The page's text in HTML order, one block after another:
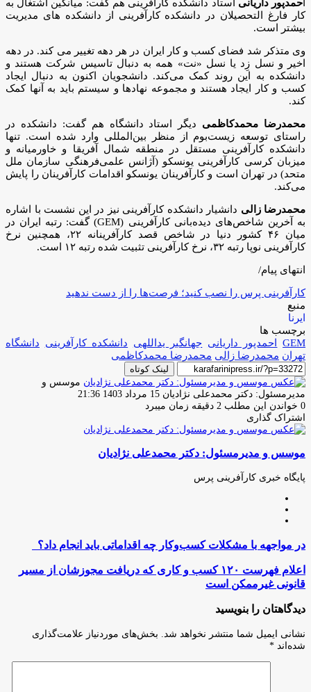
احمدپور داریانی استاد دانشکده کارآفرینی هم گفت: میانگین اشتغال به
کار فارغ التحصیلان در دانشکده کارآفرینی از دانشکده های مدیریت
بیشتر است.
وی متذکر شد فضای کسب و کار ایران در هر دهه تغییر می کند. در دهه
اخیر و نسل زِد یا نسل «نت» همه به دنبال تاسیس شرکت هستند و
دانشکده به این روند کمک می‌کند. دانشجویان اکنون به دنبال ایجاد
کسب و کار ایجاد هستند و مجموعه نهادها و سیستم باید به آنها کمک
کند.
محمدرضا محمدکاظمی دیگر استاد دانشگاه هم گفت: دانشکده در
راستای توسعه زیست‌بوم از منظر بین‌المللی وارد شده است. تنها
دانشکده کارآفرینی مستقل در منطقه شمال آفریقا و خاورمیانه و
میزبان کرسی کارآفرینی یونسکو (آژانس علمی‌فرهنگی سازمان ملل
متحد) در تهران است و کارآفرینان یونسکو اقدامات کارآفرینان را پایش
می‌کند.
محمدرضا زالی دانشیار دانشکده کارآفرینی نیز در این نشست با اشاره
به آخرین شاخص‌های دیده‌بانی کارآفرینی (GEM) گفت: رتبه ایران در
میان ۴۶ کشور دنیا در شاخص قصد کارآفرینانه ۲۲، همچنین نرخ
کارآفرینی نوپا رتبه ۳۲، نرخ کارآفرینی تثبیت شده رتبه ۱۲ است.
انتهای پیام/
کارآفرینی پرس را نصب کنید؛ فرصت‌ها را از دست ندهید
منبع
ایرنا
برچسب ها
GEM احمدپور داریانی جهانگیر یداللهی دانشکده کارآفرینی
دانشگاه
تهران محمدرضا زالی محمدرضا محمدکاظمی
لینک کوتاه
موسس و
مدیرمسئول: دکتر محمدعلی نژادیان ارسال
ایمیل
15 مرداد 1403 21:36
0 خواندن این مطلب 2 دقیقه زمان میبرد
اشتراک گذاری
فیس
توئیتر
لینکدین
واتس
تلگرام
اشتراک
از
ایمیل
چاپ
موسس و مدیرمسئول: دکتر محمدعلی نژادیان
پایگاه خبری کارآفرینی پرس
در
مواجهه
با
مشکلات
کسب‌وکار
اقداماتی
انجام
داد؟
در مواجهه با مشکلات کسب‌وکار چه اقداماتی باید انجام داد؟
اعلام
فهرست
۱۲۰
کسب
و
کاری
که
دریافت
مجوزشان
اعلام فهرست ۱۲۰ کسب و کاری که دریافت مجوزشان از مسیر
قانونی غیرممکن است
دیدگاهتان را بنویسید
نشانی ایمیل شما منتشر نخواهد شد.
بخش‌های موردنیاز علامت‌گذاری
شده‌اند *